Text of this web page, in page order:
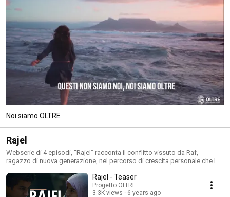
Noi siamo OLTRE
Rajel
Webserie di 4 episodi, “Rajel” racconta il conflitto vissuto da Raf,
ragazzo di nuova generazione, nel percorso di crescita personale che lo
Rajel - Teaser
Progetto OLTRE
3.3K views
6 years ago